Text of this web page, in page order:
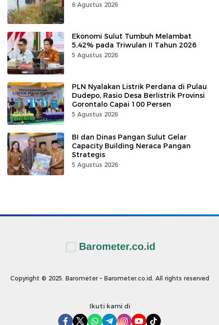
6 Agustus 2026
Ekonomi Sulut Tumbuh Melambat
5,42% pada Triwulan II Tahun 2026
5 Agustus 2026
PLN Nyalakan Listrik Perdana di Pulau
Dudepo, Rasio Desa Berlistrik Provinsi
Gorontalo Capai 100 Persen
5 Agustus 2026
BI dan Dinas Pangan Sulut Gelar
Capacity Building Neraca Pangan
Strategis
5 Agustus 2026
Copyright © 2025. Barometer – Barometer.co.id. All rights reserved
Ikuti kami di